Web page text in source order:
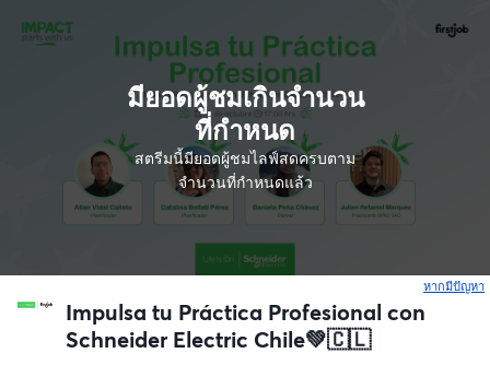
มียอดผู้ชมเกินจำนวน
ที่กำหนด
สตรีมนี้มียอดผู้ชมไลฟ์สดครบตาม
จำนวนที่กำหนดแล้ว
หากมีปัญหา
Impulsa tu Práctica Profesional con
Schneider Electric Chile💚🇨🇱